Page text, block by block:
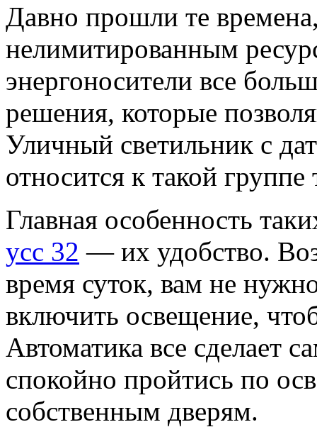
Давно прошли те времена,
нелимитированным
энергоносители все
решения, которые
Уличный светильник с
относится к такой группе
Главная особенность
усс 32 — их удобство.
время суток, вам не
включить освещение,
Автоматика все сделает
спокойно пройтись по
собственным дверям.